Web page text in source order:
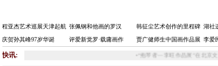
程亚杰艺术巡展天津起航 张佩钢和他画的罗汉 韩征尘艺术创作的里程碑 湖社
庆贺孙其峰97岁华诞
评爱新觉罗·载庸画作 贾广健师生中国画作品展 李爱
快讯: “抱琴者—李旺作品展”在北京文资虚苑美术馆开幕 费大为